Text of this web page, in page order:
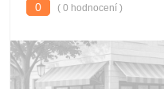
0
( 0 hodnocení )